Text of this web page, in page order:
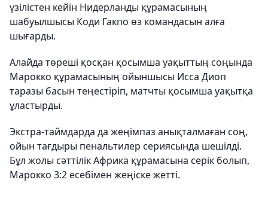
үзілістен кейін Нидерланды құрамасының
шабуылшысы Коди Гакпо өз командасын алға
шығарды.
Алайда төреші қосқан қосымша уақыттың соңында
Марокко құрамасының ойыншысы Исса Диоп
таразы басын теңестіріп, матчты қосымша уақытқа
ұластырды.
Экстра-таймдарда да жеңімпаз анықталмаған соң,
ойын тағдыры пенальтилер сериясында шешілді.
Бұл жолы сәттілік Африка құрамасына серік болып,
Марокко 3:2 есебімен жеңіске жетті.